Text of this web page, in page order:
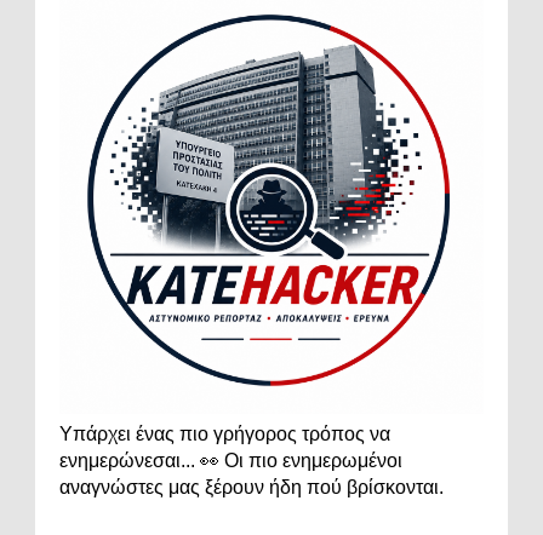
Υπάρχει ένας πιο γρήγορος τρόπος να
ενημερώνεσαι... 👀 Οι πιο ενημερωμένοι
αναγνώστες μας ξέρουν ήδη πού βρίσκονται.